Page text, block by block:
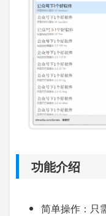
功能介绍
简单操作：只